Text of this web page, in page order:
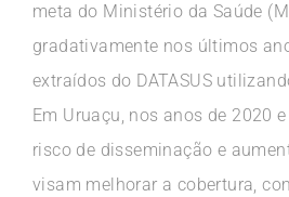
meta do Ministério da Saúde
gradativamente nos últimos
extraídos do DATASUS
Em Uruaçu, nos anos de 2020
risco de disseminação e
visam melhorar a cobertura,